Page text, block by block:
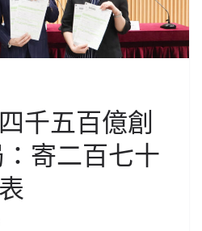
千五百億創
寄二百七十